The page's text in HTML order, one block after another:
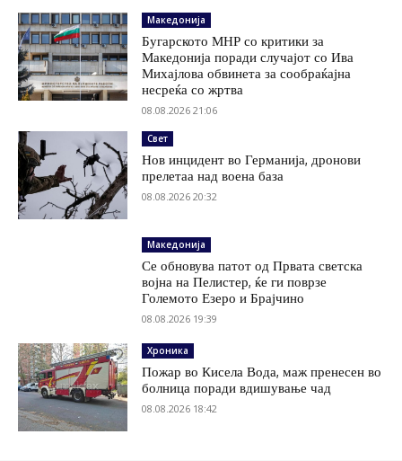
Македонија
Бугарското МНР со критики за
Македонија поради случајот со Ива
Михајлова обвинета за сообраќајна
несреќа со жртва
08.08.2026 21:06
Свет
Нов инцидент во Германија, дронови
прелетаа над воена база
08.08.2026 20:32
Македонија
Се обновува патот од Првата светска
војна на Пелистер, ќе ги поврзе
Големото Езеро и Брајчино
08.08.2026 19:39
Хроника
Пожар во Кисела Вода, маж пренесен во
болница поради вдишување чад
08.08.2026 18:42